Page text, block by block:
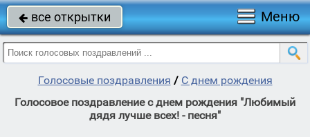
 все открытки Меню
Голосовые поздравления / С днем рождения
Голосовое поздравление с днем рождения "Любимый
дядя лучше всех! - песня"